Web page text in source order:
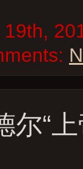
19th,
尔“